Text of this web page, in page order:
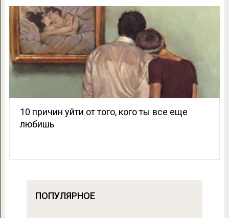
10 причин уйти от того, кого ты все еще
любишь
ПОПУЛЯРНОЕ